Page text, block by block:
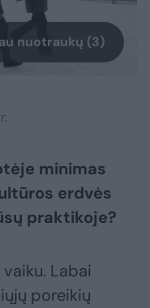
nuotraukų (3)
minimas
erdvės
praktikoje?
Labai
poreikių